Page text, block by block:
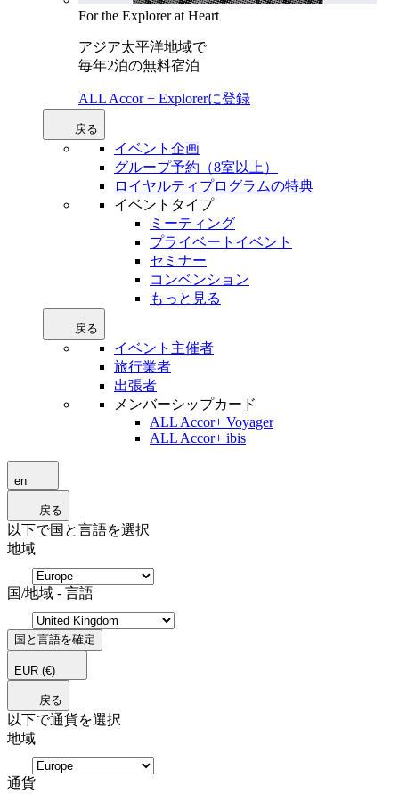
For the Explorer at Heart
アジア太平洋地域で
毎年2泊の無料宿泊
ALL Accor + Explorerに登録
戻る
イベント企画
グループ予約（8室以上）
ロイヤルティプログラムの特典
イベントタイプ
ミーティング
プライベートイベント
セミナー
コンベンション
もっと見る
戻る
イベント主催者
旅行業者
出張者
メンバーシップカード
ALL Accor+ Voyager
ALL Accor+ ibis
en
戻る
以下で国と言語を選択
地域
国/地域 - 言語
国と言語を確定
EUR (€)
戻る
以下で通貨を選択
地域
通貨